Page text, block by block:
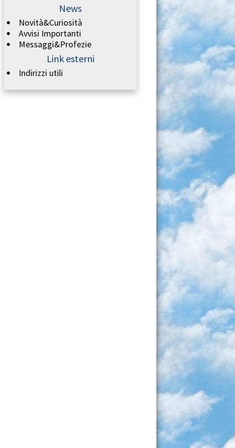
News
Novità&Curiosità
Avvisi Importanti
Messaggi&Profezie
Link esterni
Indirizzi utili